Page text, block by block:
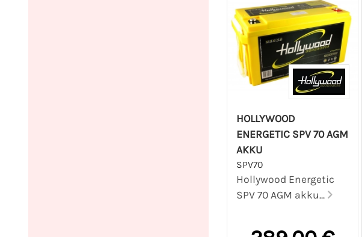
HOLLYWOOD
ENERGETIC SPV 70 AGM
AKKU
SPV70
Hollywood Energetic
SPV 70 AGM akku...